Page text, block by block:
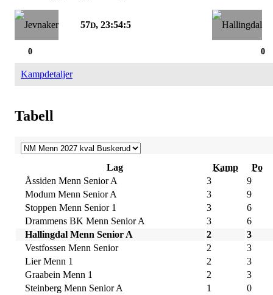
57D, 23:54:4
0
0
Kampdetaljer
Tabell
Lag Kamp
Po
Åssiden Menn Senior A
3
9
Modum Menn Senior A
3
9
Stoppen Menn Senior 1
3
6
Drammens BK Menn Senior A
3
6
Hallingdal Menn Senior A
2
3
Vestfossen Menn Senior
2
3
Lier Menn 1
2
3
Graabein Menn 1
2
3
Steinberg Menn Senior A
1 0